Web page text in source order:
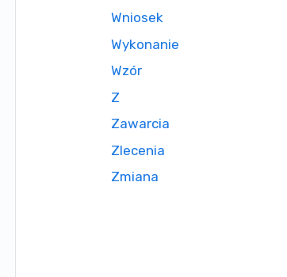
Wniosek
Wykonanie
Wzór
Z
Zawarcia
Zlecenia
Zmiana